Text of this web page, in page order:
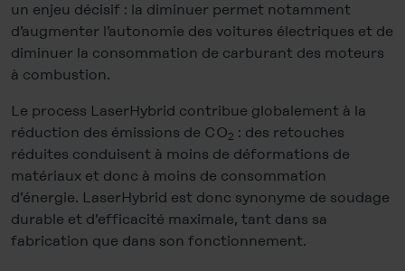
un enjeu décisif : la diminuer permet notamment
d’augmenter l’autonomie des voitures électriques et de
diminuer la consommation de carburant des moteurs
à combustion.
Le process LaserHybrid contribue globalement à la
réduction des émissions de CO2 : des retouches
réduites conduisent à moins de déformations de
matériaux et donc à moins de consommation
d’énergie. LaserHybrid est donc synonyme de soudage
durable et d’efficacité maximale, tant dans sa
fabrication que dans son fonctionnement.